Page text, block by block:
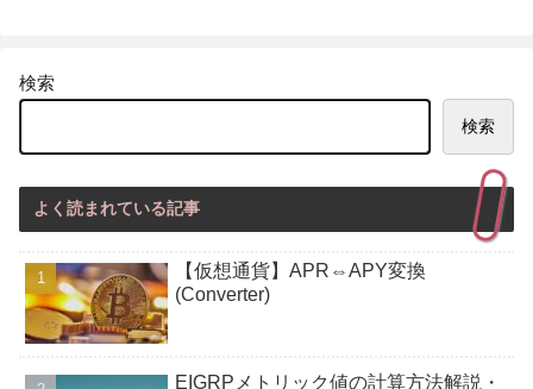
検索
検索
よく読まれている記事
【仮想通貨】APR⇔APY変換
(Converter)
EIGRPメトリック値の計算方法解説・